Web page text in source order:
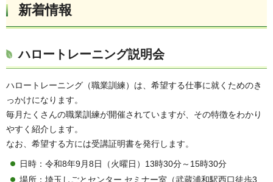
新着情報
ハロートレーニング説明会
ハロートレーニング（職業訓練）は、希望する仕事に就くためのき
っかけになります。
毎月たくさんの職業訓練が開催されていますが、その特徴をわかり
やすく紹介します。
なお、希望する方には受講証明書を発行します。
日時：令和8年9月8日（火曜日）13時30分～15時30分
場所：埼玉しごとセンター セミナー室（武蔵浦和駅西口徒歩3